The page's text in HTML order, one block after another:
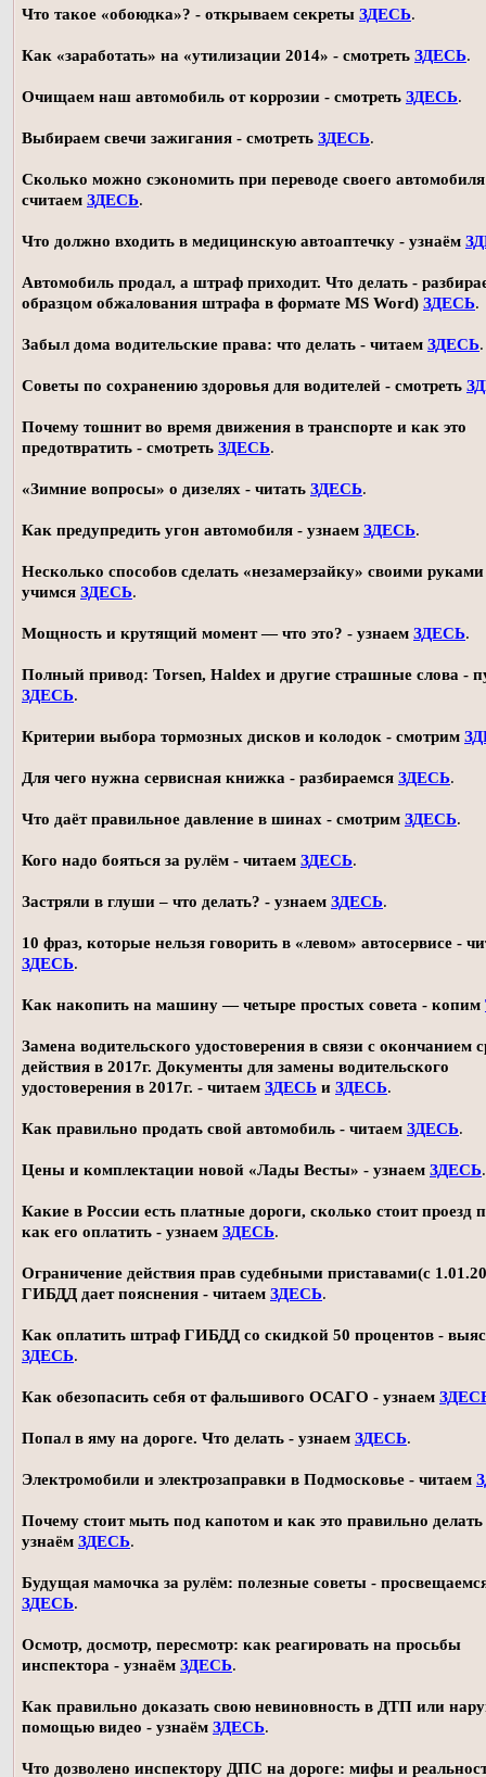
Что такое «обоюдка»? - открываем секреты ЗДЕСЬ.
Как «заработать» на «утилизации 2014» - смотреть ЗДЕСЬ.
Очищаем наш автомобиль от коррозии - смотреть ЗДЕСЬ.
Выбираем свечи зажигания - смотреть ЗДЕСЬ.
Сколько можно сэкономить при переводе своего автомобиля
считаем ЗДЕСЬ.
Что должно входить в медицинскую автоаптечку - узнаём
Автомобиль продал, а штраф приходит. Что делать -
образцом обжалования штрафа в формате MS Word) ЗДЕСЬ.
Забыл дома водительские права: что делать - читаем ЗДЕСЬ.
Советы по сохранению здоровья для водителей - смотреть
Почему тошнит во время движения в транспорте и как это
предотвратить - смотреть ЗДЕСЬ.
«Зимние вопросы» о дизелях - читать ЗДЕСЬ.
Как предупредить угон автомобиля - узнаем ЗДЕСЬ.
Несколько способов сделать «незамерзайку» своими
учимся ЗДЕСЬ.
Мощность и крутящий момент — что это? - узнаем ЗДЕСЬ.
Полный привод: Torsen, Haldex и другие страшные слова -
ЗДЕСЬ.
Критерии выбора тормозных дисков и колодок - смотрим
Для чего нужна сервисная книжка - разбираемся ЗДЕСЬ.
Что даёт правильное давление в шинах - смотрим ЗДЕСЬ.
Кого надо бояться за рулём - читаем ЗДЕСЬ.
Застряли в глуши – что делать? - узнаем ЗДЕСЬ.
10 фраз, которые нельзя говорить в «левом» автосервисе -
ЗДЕСЬ.
Как накопить на машину — четыре простых совета - копим
Замена водительского удостоверения в связи с окончанием
действия в 2017г. Документы для замены водительского
удостоверения в 2017г. - читаем ЗДЕСЬ и ЗДЕСЬ.
Как правильно продать свой автомобиль - читаем ЗДЕСЬ.
Цены и комплектации новой «Лады Весты» - узнаем ЗДЕСЬ.
Какие в России есть платные дороги, сколько стоит проезд
как его оплатить - узнаем ЗДЕСЬ.
Ограничение действия прав судебными приставами(с
ГИБДД дает пояснения - читаем ЗДЕСЬ.
Как оплатить штраф ГИБДД со скидкой 50 процентов -
ЗДЕСЬ.
Как обезопасить себя от фальшивого ОСАГО - узнаем
Попал в яму на дороге. Что делать - узнаем ЗДЕСЬ.
Электромобили и электрозаправки в Подмосковье - читаем
Почему стоит мыть под капотом и как это правильно делать
узнаём ЗДЕСЬ.
Будущая мамочка за рулём: полезные советы -
ЗДЕСЬ.
Осмотр, досмотр, пересмотр: как реагировать на просьбы
инспектора - узнаём ЗДЕСЬ.
Как правильно доказать свою невиновность в ДТП или
помощью видео - узнаём ЗДЕСЬ.
Что дозволено инспектору ДПС на дороге: мифы и